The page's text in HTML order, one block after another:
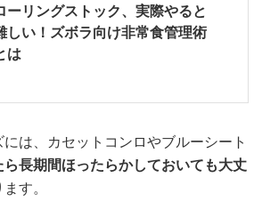
ーリングストック、実際やると
しい！ズボラ向け非常食管理術
は
は、カセットコンロやブルーシート
ら長期間ほったらかしておいても大丈
す。